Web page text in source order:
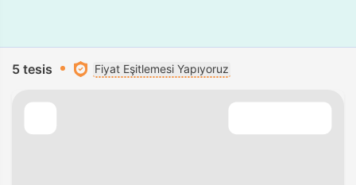
5 tesis Fiyat Eşitlemesi Yapıyoruz